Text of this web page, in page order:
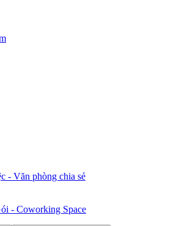
- Văn phòng chia sẻ
- Coworking Space